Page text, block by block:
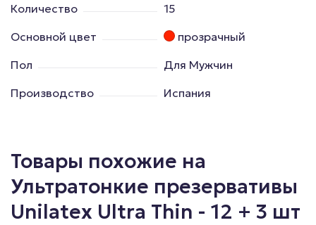
Количество
15
Основной цвет
прозрачный
Пол
Для Мужчин
Производство
Испания
Товары похожие на
Ультратонкие презервативы
Unilatex Ultra Thin - 12 + 3 шт